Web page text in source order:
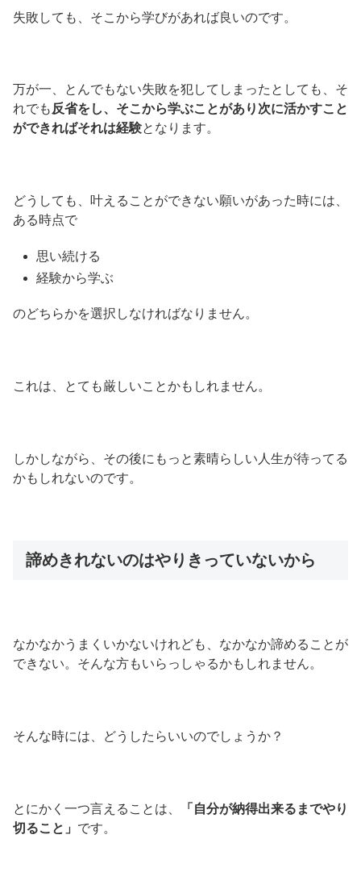
失敗しても、そこから学びがあれば良いのです。
万が一、とんでもない失敗を犯してしまったとしても、そ
れでも 反省をし、そこから学ぶことがあり次に活かすこと
ができればそれは経験となります。
どうしても、叶えることができない願いがあった時には、
ある時点で
思い続ける
経験から学ぶ
のどちらかを選択しなければなりません。
これは、とても厳しいことかもしれません。
しかしながら、その後にもっと素晴らしい人生が待ってる
かもしれないのです。
諦めきれないのはやりきっていないから
なかなかうまくいかないけれども、なかなか諦めることが
できない。そんな方もいらっしゃるかもしれません。
そんな時には、どうしたらいいのでしょうか？
とにかく一つ言えることは、
「自分が納得出来るまでやり
切ること」 です。